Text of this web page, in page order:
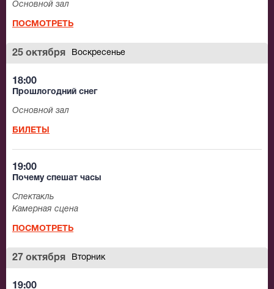
Основной зал
ПОСМОТРЕТЬ
25 октября Воскресенье
18:00
Прошлогодний снег
Основной зал
БИЛЕТЫ
19:00
Почему спешат часы
Спектакль
Камерная сцена
ПОСМОТРЕТЬ
27 октября Вторник
19:00